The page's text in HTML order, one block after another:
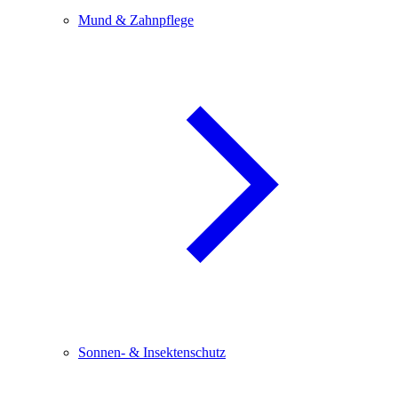
Mund & Zahnpflege
Sonnen- & Insektenschutz